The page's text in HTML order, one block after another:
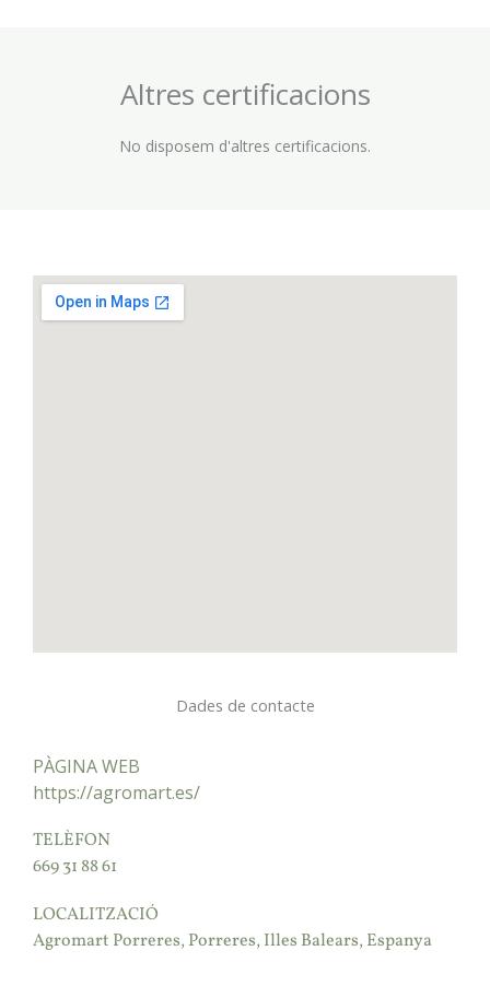
Altres certificacions
No disposem d'altres certificacions.
Dades de contacte
PÀGINA WEB
https://agromart.es/
TELÈFON
669 31 88 61
LOCALITZACIÓ
Agromart Porreres, Porreres, Illes Balears, Espanya